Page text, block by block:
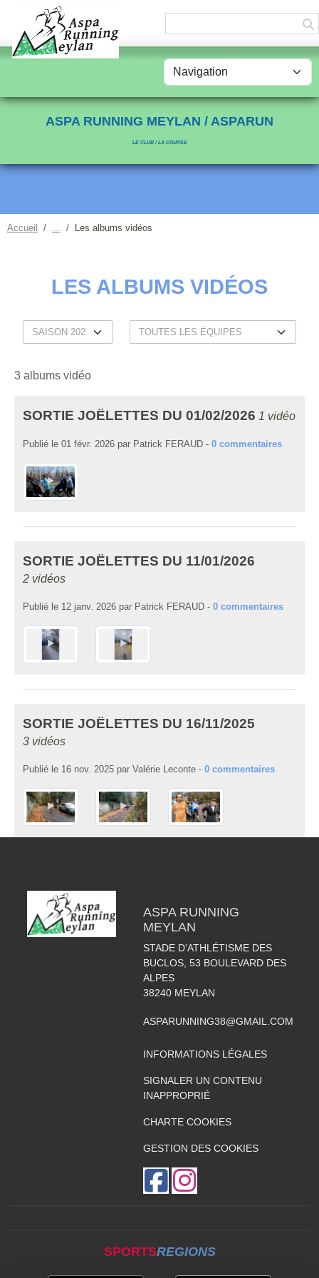
ASPA RUNNING MEYLAN / ASPARUN
LE CLUB / LA COURSE
Accueil Les albums vidéos
LES ALBUMS VIDÉOS
3 albums vidéo
SORTIE JOËLETTES DU 01/02/2026 1 vidéo
Publié le 01 févr. 2026 par Patrick FERAUD - 0 commentaires
SORTIE JOËLETTES DU 11/01/2026
2 vidéos
Publié le 12 janv. 2026 par Patrick FERAUD - 0 commentaires
SORTIE JOËLETTES DU 16/11/2025
3 vidéos
Publié le 16 nov. 2025 par Valérie Leconte - 0 commentaires
ASPA RUNNING
MEYLAN
STADE D'ATHLÉTISME DES
BUCLOS, 53 BOULEVARD DES
ALPES
38240 MEYLAN
ASPARUNNING38@GMAIL.COM
INFORMATIONS LÉGALES
SIGNALER UN CONTENU
INAPPROPRIÉ
CHARTE COOKIES
GESTION DES COOKIES
SPORTSREGIONS
Panneau de gestion des cookies